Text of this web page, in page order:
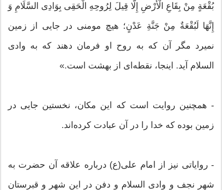
بُقْعَةٍ مِنْ بِقَاعِ الْأَرْضِ إِلَّا قِیلَ لِرُوحِهِ الْحَقِی بِوَادِی السَّلَامِ وَ
إِنَّهَا لَبُقْعَةٌ مِنْ جَنَّةِ عَدْنٍ؛ هیچ مومنی در جایی از زمین
نمیرد مگر آن که به روح او فرمان دهند که به وادی
السلام آید. اینجا، نقطه‌ای از بهشت است.»
- همچنین روایت است که این مکان، نخستین جایی در
زمین بوده که خدا را در آن عبادت کرده‌اند.
- روایاتی نیز از امام علی(ع) درباره علاقه آن حضرت به
شهر نجف و وادی السلام و دفن در این شهر و قبرستان